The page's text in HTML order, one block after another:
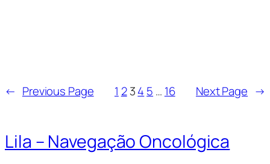
← Previous Page 1 2 34 5 … 16 Next Page →
Lila – Navegação Oncológica